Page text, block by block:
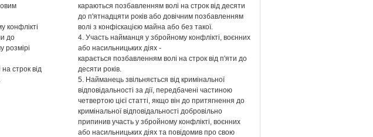
конфлікті
до
розмірі
строк від
караються позбавленням волі на строк від десяти
до п'ятнадцяти років або довічним позбавленням
волі з конфіскацією майна або без такої.
4. Участь найманця у збройному конфлікті, воєнних
або насильницьких діях -
карається позбавленням волі на строк від п'яти до
десяти років.
5. Найманець звільняється від кримінальної
відповідальності за дії, передбачені частиною
четвертою цієї статті, якщо він до притягнення до
кримінальної відповідальності добровільно
припинив участь у збройному конфлікті, воєнних
або насильницьких діях та повідомив про свою